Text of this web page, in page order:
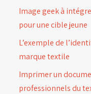
Image geek à
pour une cible jeune
L’exemple de
marque textile
Imprimer un
professionnels du